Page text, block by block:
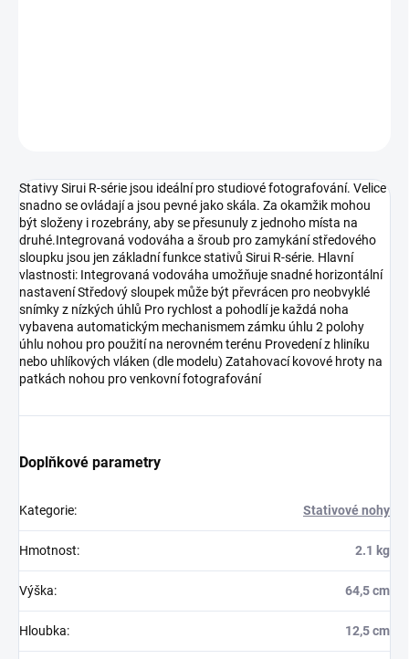
Stativy Sirui R-série jsou ideální pro studiové fotografování. Velice
snadno se ovládají a jsou pevné jako skála. Za okamžik mohou
být složeny i rozebrány, aby se přesunuly z jednoho místa na
druhé.Integrovaná vodováha a šroub pro zamykání středového
sloupku jsou jen základní funkce stativů Sirui R-série. Hlavní
vlastnosti: Integrovaná vodováha umožňuje snadné horizontální
nastavení Středový sloupek může být převrácen pro neobvyklé
snímky z nízkých úhlů Pro rychlost a pohodlí je každá noha
vybavena automatickým mechanismem zámku úhlu 2 polohy
úhlu nohou pro použití na nerovném terénu Provedení z hliníku
nebo uhlíkových vláken (dle modelu) Zatahovací kovové hroty na
patkách nohou pro venkovní fotografování
Doplňkové parametry
Kategorie: Stativové nohy
Hmotnost: 2.1 kg
Výška: 64,5 cm
Hloubka: 12,5 cm